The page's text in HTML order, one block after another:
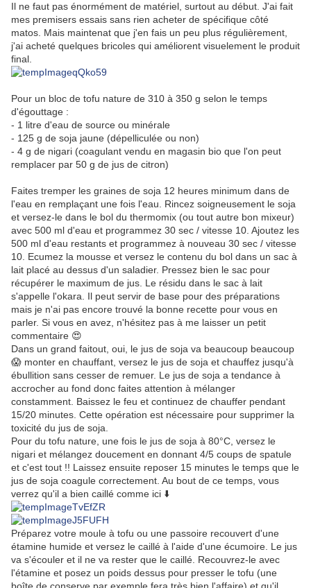
Il ne faut pas énormément de matériel, surtout au début. J'ai fait
mes premisers essais sans rien acheter de spécifique côté
matos. Mais maintenat que j'en fais un peu plus régulièrement,
j'ai acheté quelques bricoles qui améliorent visuelement le produit
final.
Pour un bloc de tofu nature de 310 à 350 g selon le temps
d'égouttage :
- 1 litre d'eau de source ou minérale
- 125 g de soja jaune (dépelliculée ou non)
- 4 g de nigari (coagulant vendu en magasin bio que l'on peut
remplacer par 50 g de jus de citron)
Faites tremper les graines de soja 12 heures minimum dans de
l'eau en remplaçant une fois l'eau. Rincez soigneusement le soja
et versez-le dans le bol du thermomix (ou tout autre bon mixeur)
avec 500 ml d'eau et programmez 30 sec / vitesse 10. Ajoutez les
500 ml d'eau restants et programmez à nouveau 30 sec / vitesse
10. Ecumez la mousse et versez le contenu du bol dans un sac à
lait placé au dessus d'un saladier. Pressez bien le sac pour
récupérer le maximum de jus. Le résidu dans le sac à lait
s'appelle l'okara. Il peut servir de base pour des préparations
mais je n'ai pas encore trouvé la bonne recette pour vous en
parler. Si vous en avez, n'hésitez pas à me laisser un petit
commentaire 😍
Dans un grand faitout, oui, le jus de soja va beaucoup beaucoup
😱 monter en chauffant, versez le jus de soja et chauffez jusqu'à
ébullition sans cesser de remuer. Le jus de soja a tendance à
accrocher au fond donc faites attention à mélanger
constamment. Baissez le feu et continuez de chauffer pendant
15/20 minutes. Cette opération est nécessaire pour supprimer la
toxicité du jus de soja.
Pour du tofu nature, une fois le jus de soja à 80°C, versez le
nigari et mélangez doucement en donnant 4/5 coups de spatule
et c'est tout !! Laissez ensuite reposer 15 minutes le temps que le
jus de soja coagule correctement. Au bout de ce temps, vous
verrez qu'il a bien caillé comme ici ⬇️
Préparez votre moule à tofu ou une passoire recouvert d'une
étamine humide et versez le caillé à l'aide d'une écumoire. Le jus
va s'écouler et il ne va rester que le caillé. Recouvrez-le avec
l'étamine et posez un poids dessus pour presser le tofu (une